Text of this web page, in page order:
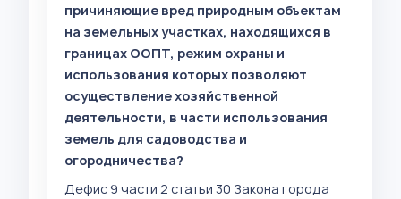
причиняющие вред природным объектам
на земельных участках, находящихся в
границах ООПТ, режим охраны и
использования которых позволяют
осуществление хозяйственной
деятельности, в части использования
земель для садоводства и
огородничества?
Дефис 9 части 2 статьи 30 Закона города